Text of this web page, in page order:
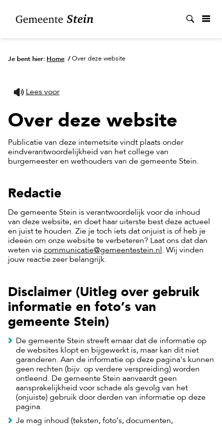
Je bent hier: Home / Over deze website
Lees voor
Over deze website
Publicatie van deze internetsite vindt plaats onder
eindverantwoordelijkheid van het college van
burgemeester en wethouders van de gemeente Stein.
Redactie
De gemeente Stein is verantwoordelijk voor de inhoud
van deze website, en doet haar uiterste best deze actueel
en juist te houden. Zie je toch iets dat onjuist is of heb je
ideeën om onze website te verbeteren? Laat ons dat dan
weten via communicatie@gemeentestein.nl . Wij vinden
jouw reactie zeer belangrijk.
Disclaimer (Uitleg over gebruik
informatie en foto’s van
gemeente Stein)
De gemeente Stein streeft ernaar dat de informatie op
de websites klopt en bijgewerkt is, maar kan dit niet
garanderen. Aan de informatie op deze pagina's kunnen
geen rechten (bijv. op verdere verspreiding) worden
ontleend. De gemeente Stein aanvaardt geen
aansprakelijkheid voor schade als gevolg van het
(onjuiste) gebruik door derden van informatie op deze
pagina.
Je mag inhoud (teksten, foto’s, documenten,